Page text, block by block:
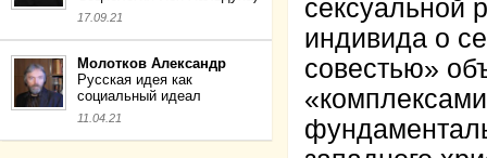
17.09.21
Молотков Александр
Русская идея как
социальный идеал
11.04.21
сексуальной
индивида о
совестью»